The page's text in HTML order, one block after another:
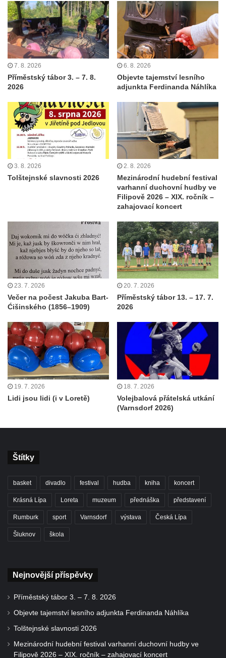
7. 8. 2026
Příměstský tábor 3. – 7. 8.
2026
6. 8. 2026
Objevte tajemství lesního
adjunkta Ferdinanda Náhlíka
3. 8. 2026
Tolštejnské slavnosti 2026
2. 8. 2026
Mezinárodní hudební festival
varhanní duchovní hudby ve
Filipově 2026 – XIX. ročník –
zahajovací koncert
23. 7. 2026
Večer na počest Jakuba Bart-
Ćišinského (1856–1909)
20. 7. 2026
Příměstský tábor 13. – 17. 7.
2026
19. 7. 2026
Lidi jsou lidi (i v Loretě)
18. 7. 2026
Volejbalová přátelská utkání
(Varnsdorf 2026)
Štítky
basket divadlo festival hudba kniha koncert
Krásná Lípa Loreta muzeum přednáška představení
Rumburk sport Varnsdorf výstava Česká Lípa
Šluknov škola
Nejnovější příspěvky
Příměstský tábor 3. – 7. 8. 2026
Objevte tajemství lesního adjunkta Ferdinanda Náhlíka
Tolštejnské slavnosti 2026
Mezinárodní hudební festival varhanní duchovní hudby ve
Filipově 2026 – XIX. ročník – zahajovací koncert